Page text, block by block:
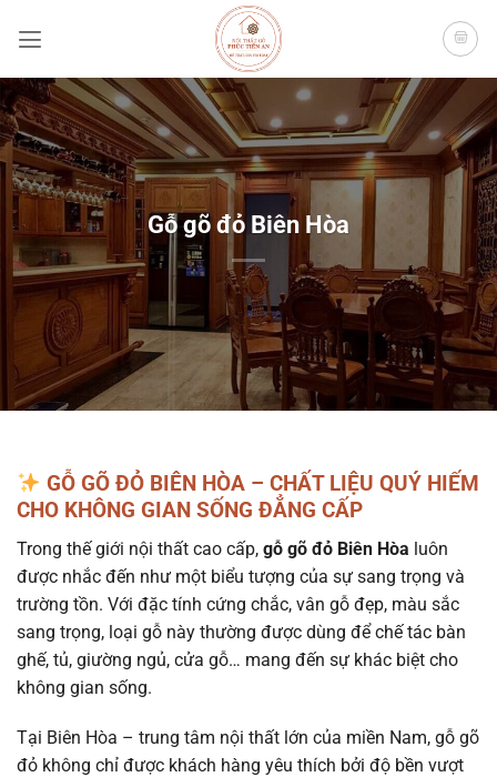
qua
dung
Gỗ gõ đỏ Biên Hòa
GỖ GÕ ĐỎ BIÊN HÒA – CHẤT LIỆU QUÝ HIẾM
CHO KHÔNG GIAN SỐNG ĐẲNG CẤP
Trong thế giới nội thất cao cấp, gỗ gõ đỏ Biên Hòa luôn
được nhắc đến như một biểu tượng của sự sang trọng và
trường tồn. Với đặc tính cứng chắc, vân gỗ đẹp, màu sắc
sang trọng, loại gỗ này thường được dùng để chế tác bàn
ghế, tủ, giường ngủ, cửa gỗ… mang đến sự khác biệt cho
không gian sống.
Tại Biên Hòa – trung tâm nội thất lớn của miền Nam, gỗ gõ
đỏ không chỉ được khách hàng yêu thích bởi độ bền vượt